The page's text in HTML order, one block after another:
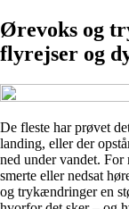
Ørevoks og
flyrejser og
De fleste har prøvet
landing, eller der
ned under vandet. For
smerte eller nedsat
og trykændringer en